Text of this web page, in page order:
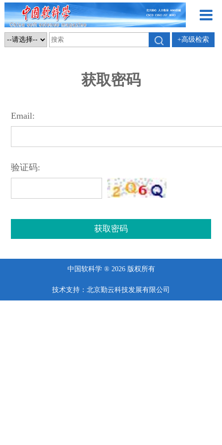
+高级检索
获取密码
Email:
验证码:
中国软科学 ® 2026 版权所有
技术支持：北京勤云科技发展有限公司